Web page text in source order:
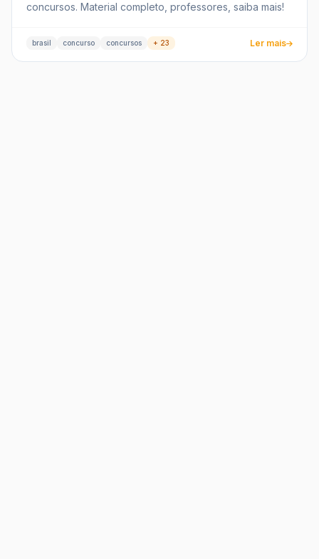
concursos. Material completo, professores, saiba mais!
brasil concurso concursos + 23 Ler mais